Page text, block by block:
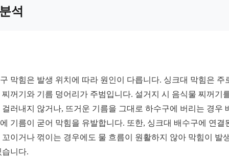
석
막힘은 발생 위치에 따라 원인이 다릅니다. 싱크대 막힘은 주
찌꺼기와 기름 덩어리가 주범입니다. 설거지 시 음식물 찌꺼기
걸러내지 않거나, 뜨거운 기름을 그대로 하수구에 버리는 경우
기름이 굳어 막힘을 유발합니다. 또한, 싱크대 배수구에 연결
꼬이거나 꺾이는 경우에도 물 흐름이 원활하지 않아 막힘이 발
습니다.